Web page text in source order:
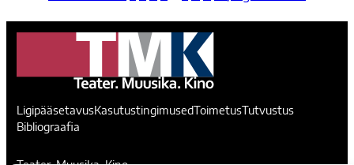
LigipääsetavusKasutustingimusedToimetusTutvustus
Bibliograafia